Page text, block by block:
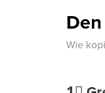
Wie